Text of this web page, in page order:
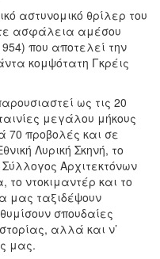
αστυνομικό θρίλερ του
ασφάλεια αμέσου
που αποτελεί την
κομψότατη Γκρέις
ως τις 20
μεγάλου μήκους
70 προβολές και σε
Λυρική Σκηνή, το
Αρχιτεκτόνων
ντοκιμαντέρ και το
μας ταξιδέψουν
σπουδαίες
αλλά και ν’
μας.